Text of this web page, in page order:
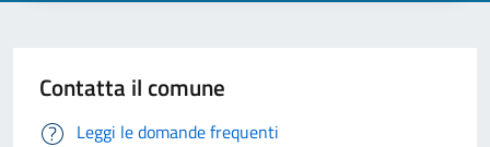
Contatta il comune
Leggi le domande frequenti